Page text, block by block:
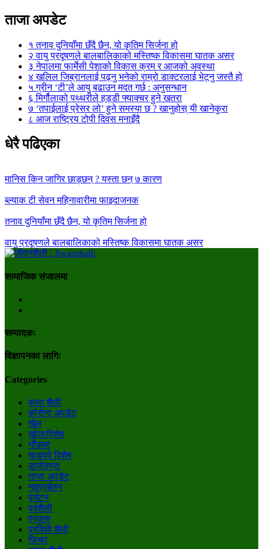
ताजा अपडेट
१ तनाव दुनियाँमा छँदै छैन, यो कृतिम सिर्जना हो
२ वायु प्रदूषणले बालबालिकाको मस्तिष्क विकासमा घातक असर
३ नेपालमा फार्मेसी पेशाको विकास क्रम र आजको अवस्था
४ खलिल जिब्रानलाई पढ्नु भनेको राम्रो डाक्टरलाई भेट्नु जस्तै हो
५ग्रीन ‘टी’ले आयु बढाउन मदत गर्छ : अनुसन्धान
६ मिर्गौलाको पथ्थरीले हड्डी फ्याक्चर हुने खतरा
७ ‘तपाईलाई प्रेसर लो’ हुने समस्या छ ? खानुहोस् यी खानेकुरा
८ आज राष्ट्रिय टोपी दिवस मनाइँदै
धेरै पढिएका
मानिस किन जागिर छाड्छन् ? यस्ता छन् ७ कारण
ब्ल्याक टी सेवन महिनावारीमा फाइदाजनक
तनाव दुनियाँमा छँदै छैन, यो कृतिम सिर्जना हो
वायु प्रदूषणले बालबालिकाको मस्तिष्क विकासमा घातक असर
सामाजिक संजालमा
सम्पादकः
विज्ञापनका लागिः
Categories
कला शैली
कोरोना अपडेट
खेल
खोज/विशेष
गाँउघर
चाडपर्व विशेष
डायाेस्परा
ताजा अपडेट
नवप्रर्बतन
पर्यटन
पर्वशैली
प्रवास
प्रविधी शैली
फिचर